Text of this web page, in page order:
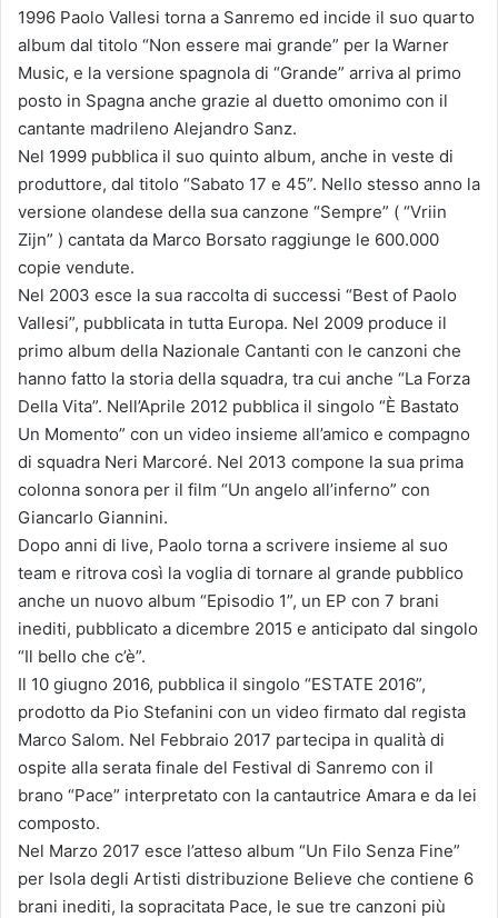
1996 Paolo Vallesi torna a Sanremo ed incide il suo quarto
album dal titolo “Non essere mai grande” per la Warner
Music, e la versione spagnola di “Grande” arriva al primo
posto in Spagna anche grazie al duetto omonimo con il
cantante madrileno Alejandro Sanz.
Nel 1999 pubblica il suo quinto album, anche in veste di
produttore, dal titolo “Sabato 17 e 45”. Nello stesso anno la
versione olandese della sua canzone “Sempre” ( “Vriin
Zijn” ) cantata da Marco Borsato raggiunge le 600.000
copie vendute.
Nel 2003 esce la sua raccolta di successi “Best of Paolo
Vallesi”, pubblicata in tutta Europa. Nel 2009 produce il
primo album della Nazionale Cantanti con le canzoni che
hanno fatto la storia della squadra, tra cui anche “La Forza
Della Vita”. Nell’Aprile 2012 pubblica il singolo “È Bastato
Un Momento” con un video insieme all’amico e compagno
di squadra Neri Marcoré. Nel 2013 compone la sua prima
colonna sonora per il film “Un angelo all’inferno” con
Giancarlo Giannini.
Dopo anni di live, Paolo torna a scrivere insieme al suo
team e ritrova così la voglia di tornare al grande pubblico
anche un nuovo album “Episodio 1”, un EP con 7 brani
inediti, pubblicato a dicembre 2015 e anticipato dal singolo
“Il bello che c’è”.
Il 10 giugno 2016, pubblica il singolo “ESTATE 2016”,
prodotto da Pio Stefanini con un video firmato dal regista
Marco Salom. Nel Febbraio 2017 partecipa in qualità di
ospite alla serata finale del Festival di Sanremo con il
brano “Pace” interpretato con la cantautrice Amara e da lei
composto.
Nel Marzo 2017 esce l’atteso album “Un Filo Senza Fine”
per Isola degli Artisti distribuzione Believe che contiene 6
brani inediti, la sopracitata Pace, le sue tre canzoni più